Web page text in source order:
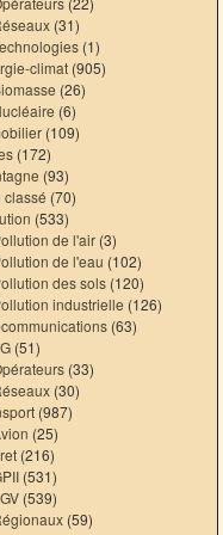
(31)
(1)
climat(905)
(26)
(6)
(109)
(172)
(93)
classé (70)
(533)
de l'air (3)
de l'eau (102)
des sols (120)
industrielle (126)
(63)
(51)
(33)
(30)
(987)
(25)
(216)
(531)
(539)
(59)